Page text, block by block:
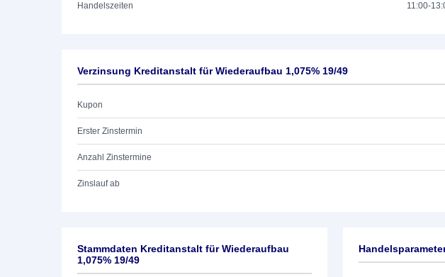
Handelszeiten 11:00-
Verzinsung Kreditanstalt für Wiederaufbau 1,075% 19/49
Kupon
Erster Zinstermin
Anzahl Zinstermine
Zinslauf ab
Stammdaten Kreditanstalt für Wiederaufbau
1,075% 19/49